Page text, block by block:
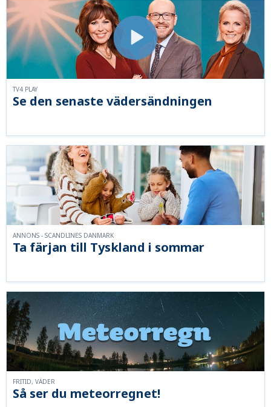
Se den senaste vädersändningen
TV4 PLAY
Ta färjan till Tyskland i sommar
ANNONS - SCANDLINES DANMARK
Så ser du meteorregnet!
FRITID, VÄDER